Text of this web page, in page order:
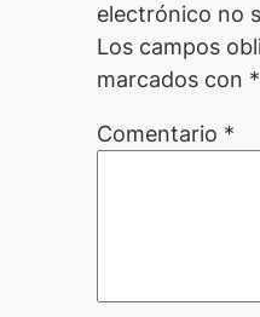
electrónico no
Los campos
marcados con *
Comentario *